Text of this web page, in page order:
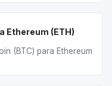
Ethereum (ETH)
(BTC) para Ethereum